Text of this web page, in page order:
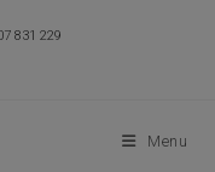
831 229
Menu